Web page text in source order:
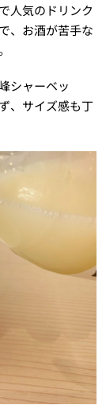
人気のドリンク
、お酒が苦手な
シャーベッ
、サイズ感も丁